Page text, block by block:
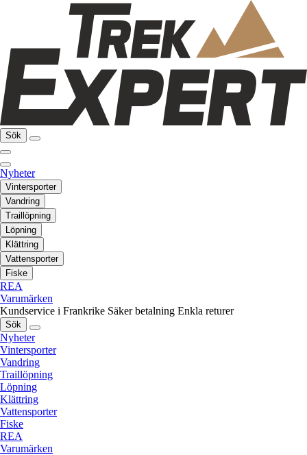
Sök
Nyheter
Vintersporter
Vandring
Traillöpning
Löpning
Klättring
Vattensporter
Fiske
REA
Varumärken
Kundservice i Frankrike Säker betalning Enkla returer
Sök
Nyheter
Vintersporter
Vandring
Traillöpning
Löpning
Klättring
Vattensporter
Fiske
REA
Varumärken